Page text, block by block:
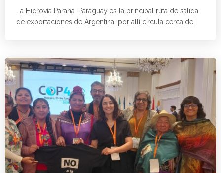
La Hidrovía Paraná–Paraguay es la principal ruta de salida
de exportaciones de Argentina: por allí circula cerca del